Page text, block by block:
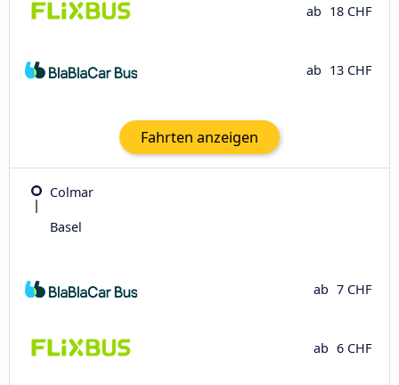
ab 18 CHF
ab 13 CHF
Fahrten anzeigen
Colmar
Basel
ab 7 CHF
ab 6 CHF